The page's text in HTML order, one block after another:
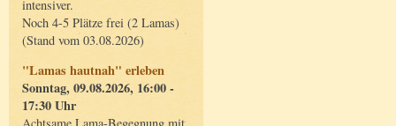
intensiver.
Noch 4-5 Plätze frei (2 Lamas)
(Stand vom 03.08.2026)
"Lamas hautnah" erleben
Sonntag, 09.08.2026, 16:00 -
17:30 Uhr